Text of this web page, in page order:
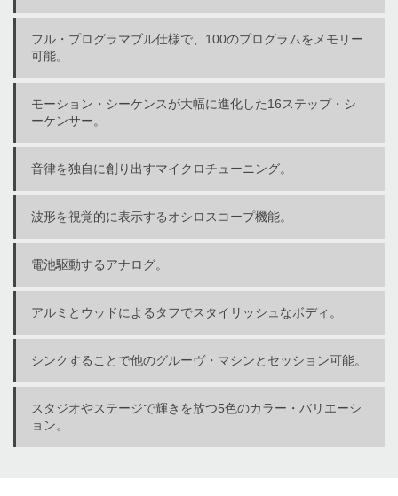
フル・プログラマブル仕様で、100のプログラムをメモリー
可能。
モーション・シーケンスが大幅に進化した16ステップ・シ
ーケンサー。
音律を独自に創り出すマイクロチューニング。
波形を視覚的に表示するオシロスコープ機能。
電池駆動するアナログ。
アルミとウッドによるタフでスタイリッシュなボディ。
シンクすることで他のグルーヴ・マシンとセッション可能。
スタジオやステージで輝きを放つ5色のカラー・バリエーシ
ョン。